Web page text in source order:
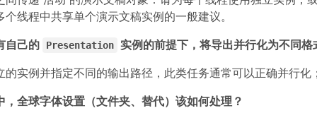
个线程中共享单个演示文稿实例的一般建议。
自己的 Presentation 实例的前提下，将导出并行化为不同
的实例并指定不同的输出路径，此类任务通常可以正确并行
，全球字体设置（文件夹、替代）该如何处理？